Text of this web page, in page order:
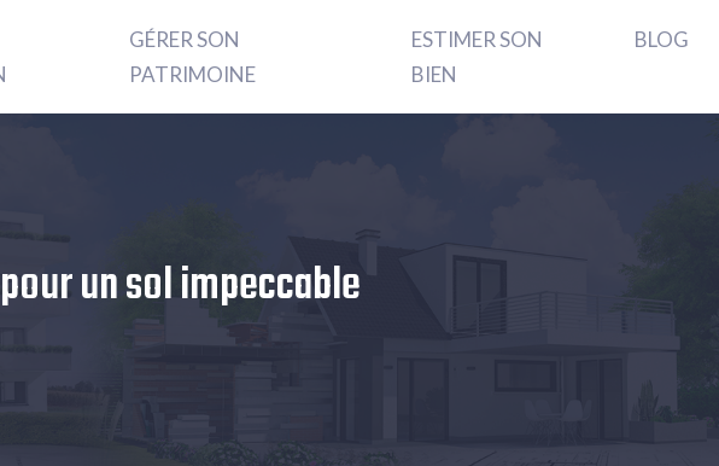
GÉRER SON
PATRIMOINE
ESTIMER SON
BIEN
BLOG
un sol impeccable